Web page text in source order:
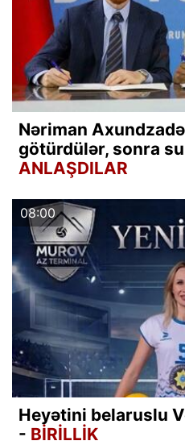
Nəriman
götürdülər, sonra
ANLAŞDILAR
08:00
Heyətini belaruslu
- BİRİLLİK